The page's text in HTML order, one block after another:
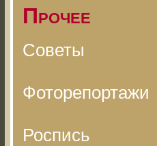
Прочее
Советы
Фоторепортажи
Роспись